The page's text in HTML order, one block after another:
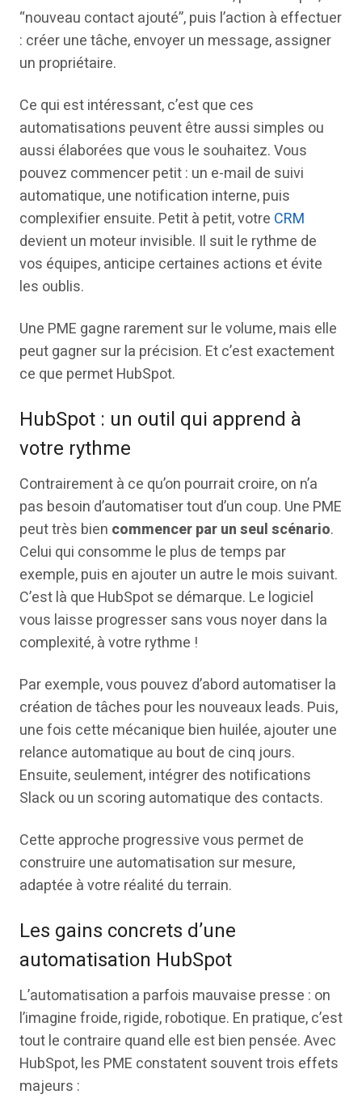
“nouveau contact ajouté”, puis l’action à effectuer
: créer une tâche, envoyer un message, assigner
un propriétaire.
Ce qui est intéressant, c’est que ces
automatisations peuvent être aussi simples ou
aussi élaborées que vous le souhaitez. Vous
pouvez commencer petit : un e-mail de suivi
automatique, une notification interne, puis
complexifier ensuite. Petit à petit, votre CRM
devient un moteur invisible. Il suit le rythme de
vos équipes, anticipe certaines actions et évite
les oublis.
Une PME gagne rarement sur le volume, mais elle
peut gagner sur la précision. Et c’est exactement
ce que permet HubSpot.
HubSpot : un outil qui apprend à
votre rythme
Contrairement à ce qu’on pourrait croire, on n’a
pas besoin d’automatiser tout d’un coup. Une PME
peut très bien commencer par un seul scénario.
Celui qui consomme le plus de temps par
exemple, puis en ajouter un autre le mois suivant.
C’est là que HubSpot se démarque. Le logiciel
vous laisse progresser sans vous noyer dans la
complexité, à votre rythme !
Par exemple, vous pouvez d’abord automatiser la
création de tâches pour les nouveaux leads. Puis,
une fois cette mécanique bien huilée, ajouter une
relance automatique au bout de cinq jours.
Ensuite, seulement, intégrer des notifications
Slack ou un scoring automatique des contacts.
Cette approche progressive vous permet de
construire une automatisation sur mesure,
adaptée à votre réalité du terrain.
Les gains concrets d’une
automatisation HubSpot
L’automatisation a parfois mauvaise presse : on
l’imagine froide, rigide, robotique. En pratique, c’est
tout le contraire quand elle est bien pensée. Avec
HubSpot, les PME constatent souvent trois effets
majeurs :